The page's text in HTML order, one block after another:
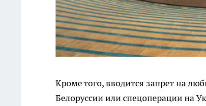
Кроме того, вводится запрет на
Белоруссии или спецоперации на